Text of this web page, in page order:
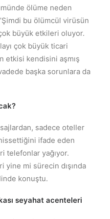
ölüme neden
bu ölümcül virüsün
büyük etkileri oluyor.
çok büyük ticari
etkisi kendisini aşmış
başka sorunlara da
sadece oteller
ifade eden
telefonlar yağıyor.
yine mi sürecin dışında
konuştu.
seyahat acenteleri